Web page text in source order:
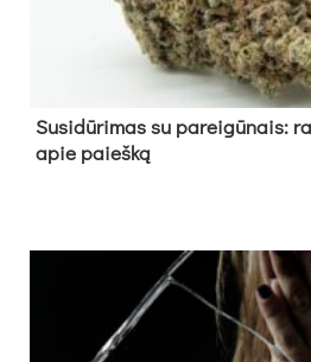
Su­si­dū­ri­mas su pa­rei­gū­nais:
apie paieš­ką